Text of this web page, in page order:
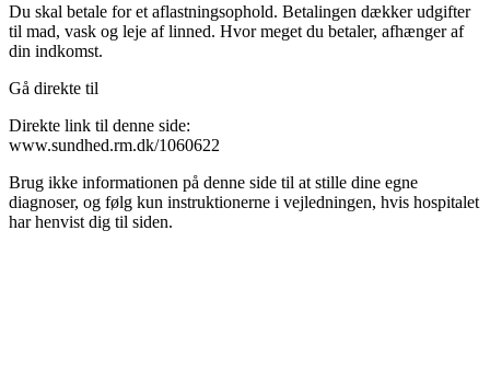
Du skal betale for et aflastningsophold. Betalingen dækker udgifter
til mad, vask og leje af linned. Hvor meget du betaler, afhænger af
din indkomst.
Gå direkte til
Direkte link til denne side:
www.sundhed.rm.dk/1060622
Brug ikke informationen på denne side til at stille dine egne
diagnoser, og følg kun instruktionerne i vejledningen, hvis hospitalet
har henvist dig til siden.